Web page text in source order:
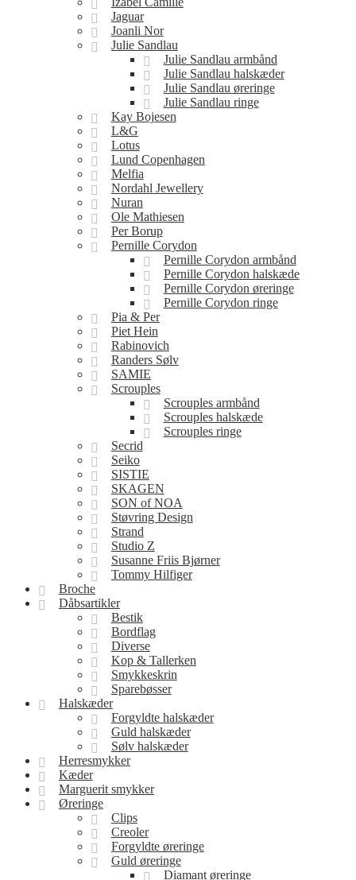
Jaguar
Joanli Nor
Julie Sandlau
Julie Sandlau armbånd
Julie Sandlau halskæder
Julie Sandlau øreringe
Julie Sandlau ringe
Kay Bojesen
L&G
Lotus
Lund Copenhagen
Melfia
Nordahl Jewellery
Nuran
Ole Mathiesen
Per Borup
Pernille Corydon
Pernille Corydon armbånd
Pernille Corydon halskæde
Pernille Corydon øreringe
Pernille Corydon ringe
Pia & Per
Piet Hein
Rabinovich
Randers Sølv
SAMIE
Scrouples
Scrouples armbånd
Scrouples halskæde
Scrouples ringe
Secrid
Seiko
SISTIE
SKAGEN
SON of NOA
Støvring Design
Strand
Studio Z
Susanne Friis Bjørner
Tommy Hilfiger
Broche
Dåbsartikler
Bestik
Bordflag
Diverse
Kop & Tallerken
Smykkeskrin
Sparebøsser
Halskæder
Forgyldte halskæder
Guld halskæder
Sølv halskæder
Herresmykker
Kæder
Marguerit smykker
Øreringe
Clips
Creoler
Forgyldte øreringe
Guld øreringe
Diamant øreringe